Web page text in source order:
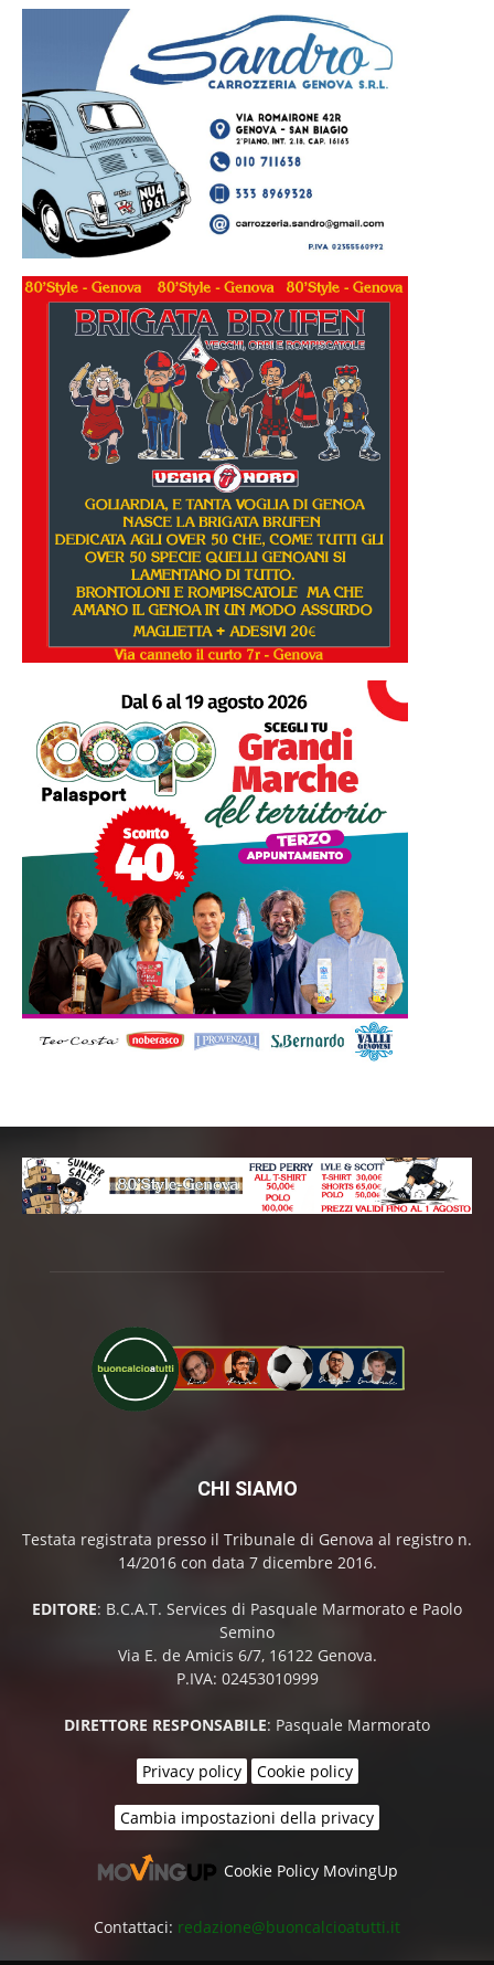
CHI SIAMO
Testata registrata presso il Tribunale di Genova al registro n.
14/2016 con data 7 dicembre 2016.
EDITORE: B.C.A.T. Services di Pasquale Marmorato e Paolo
Semino
Via E. de Amicis 6/7, 16122 Genova.
P.IVA: 02453010999
DIRETTORE RESPONSABILE: Pasquale Marmorato
Privacy policy Cookie policy
Cambia impostazioni della privacy
Cookie Policy MovingUp
Contattaci: redazione@buoncalcioatutti.it